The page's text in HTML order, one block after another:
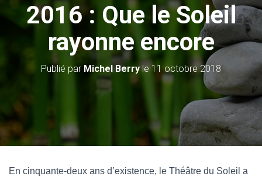
N
A
V
O
2016 : Que le Soleil
rayonne encore
Publié par Michel Berryle11 octobre 2018
En cinquante-deux ans d’existence, le Théâtre du Soleil a